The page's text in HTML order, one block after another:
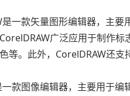
一款矢量图形编辑器，主
广泛应用于制作
等。此外，CorelDRAW还支
款图像编辑器，主要用于编